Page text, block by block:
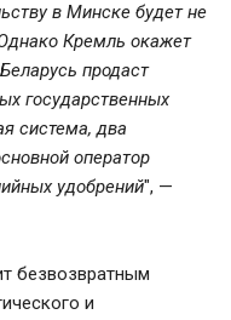
в Минске будет не
Кремль окажет
продаст
государственных
система, два
оператор
удобрений", —
безвозвратным
и